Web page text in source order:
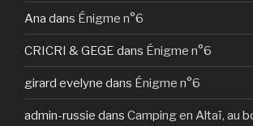
Ana dans Énigme n°6
CRICRI & GEGE dans Énigme n°6
girard evelyne dans Énigme n°6
admin-russie dans Camping en Altaï, au